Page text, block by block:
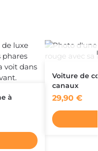
à
Voiture de
canaux
29,90 €